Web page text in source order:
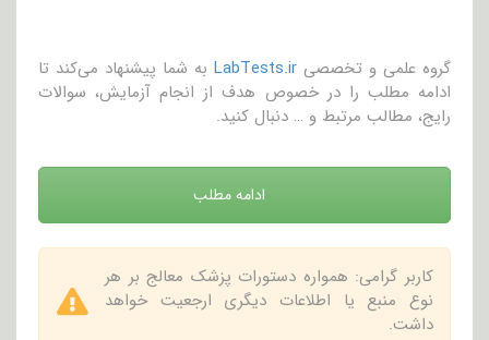
گروه علمی و تخصصی LabTests.ir به شما پیشنهاد می‌کند تا
ادامه مطلب را در خصوص هدف از انجام آزمایش، سوالات
رایج، مطالب مرتبط و … دنبال کنید.
ادامه مطلب
کاربر گرامی: همواره دستورات پزشک معالج بر هر
نوع منبع یا اطلاعات دیگری ارجعیت خواهد
داشت.